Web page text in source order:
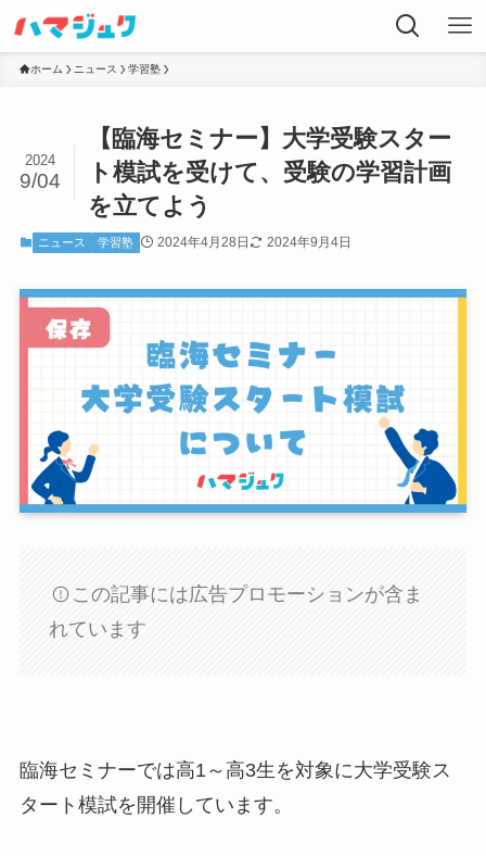
ホーム ニュース 学習塾
【臨海セミナー】大学受験スター
ト模試を受けて、受験の学習計画
を立てよう
2024
9/04
ニュース 学習塾 2024年4月28日 2024年9月4日
この記事には広告プロモーションが含ま
れています
臨海セミナーでは高1～高3生を対象に大学受験ス
タート模試を開催しています。